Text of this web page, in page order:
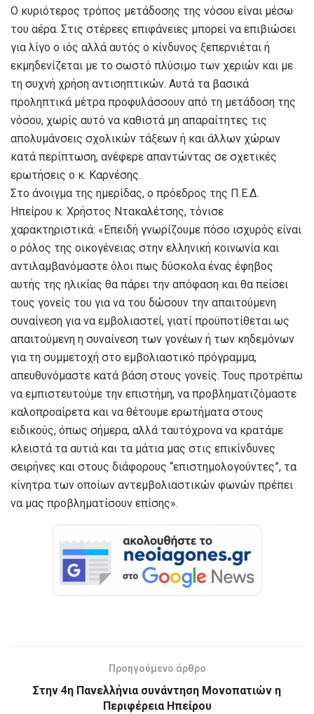
Ο κυριότερος τρόπος μετάδοσης της νόσου είναι μέσω
του αέρα. Στις στέρεες επιφάνειες μπορεί να επιβιώσει
για λίγο ο ιός αλλά αυτός ο κίνδυνος ξεπερνιέται ή
εκμηδενίζεται με το σωστό πλύσιμο των χεριών και με
τη συχνή χρήση αντισηπτικών. Αυτά τα βασικά
προληπτικά μέτρα προφυλάσσουν από τη μετάδοση της
νόσου, χωρίς αυτό να καθιστά μη απαραίτητες τις
απολυμάνσεις σχολικών τάξεων ή και άλλων χώρων
κατά περίπτωση, ανέφερε απαντώντας σε σχετικές
ερωτήσεις ο κ. Καρνέσης.
Στο άνοιγμα της ημερίδας, ο πρόεδρος της Π.Ε.Δ.
Ηπείρου κ. Χρήστος Ντακαλέτσης, τόνισε
χαρακτηριστικά: «Επειδή γνωρίζουμε πόσο ισχυρός είναι
ο ρόλος της οικογένειας στην ελληνική κοινωνία και
αντιλαμβανόμαστε όλοι πως δύσκολα ένας έφηβος
αυτής της ηλικίας θα πάρει την απόφαση και θα πείσει
τους γονείς του για να του δώσουν την απαιτούμενη
συναίνεση για να εμβολιαστεί, γιατί προϋποτίθεται ως
απαιτούμενη η συναίνεση των γονέων ή των κηδεμόνων
για τη συμμετοχή στο εμβολιαστικό πρόγραμμα,
απευθυνόμαστε κατά βάση στους γονείς. Τους προτρέπω
να εμπιστευτούμε την επιστήμη, να προβληματιζόμαστε
καλοπροαίρετα και να θέτουμε ερωτήματα στους
ειδικούς, όπως σήμερα, αλλά ταυτόχρονα να κρατάμε
κλειστά τα αυτιά και τα μάτια μας στις επικίνδυνες
σειρήνες και στους διάφορους “επιστημολογούντες”, τα
κίνητρα των οποίων αντεμβολιαστικών φωνών πρέπει
να μας προβληματίσουν επίσης».
Προηγούμενο άρθρο
Στην 4η Πανελλήνια συνάντηση Μονοπατιών η
Περιφέρεια Ηπείρου